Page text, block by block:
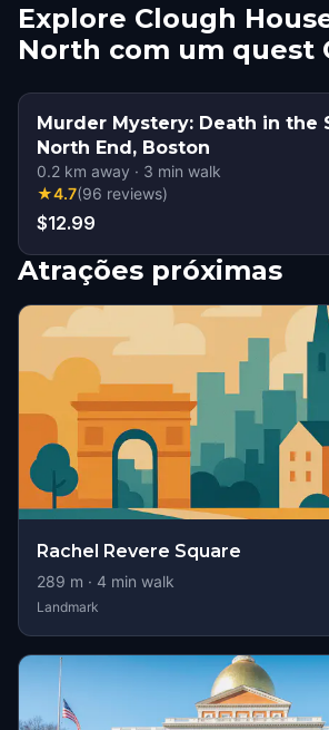
Explore Clough
North com um quest
Murder Mystery: Death in the
North End, Boston
0.2 km away · 3 min walk
★4.7(96 reviews)
$12.99
Atrações próximas
Rachel Revere Square
289 m · 4 min walk
Landmark